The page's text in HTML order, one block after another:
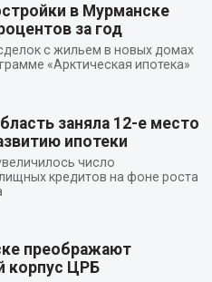
в Мурманске
за год
с жильем в новых домах
«Арктическая ипотека»
заняла 12-е место
ипотеки
число
кредитов на фоне роста
преображают
корпус ЦРБ